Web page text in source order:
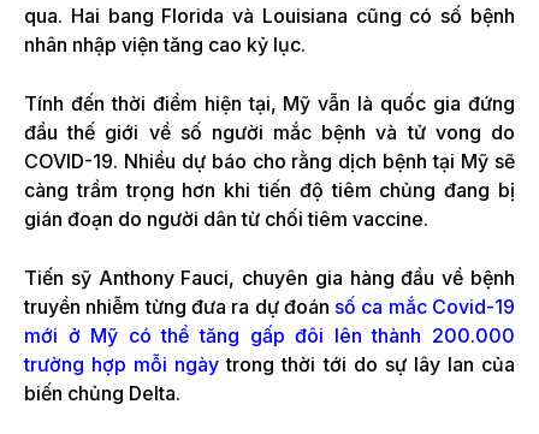
qua. Hai bang Florida và Louisiana cũng có số bệnh
nhân nhập viện tăng cao kỷ lục.
Tính đến thời điểm hiện tại, Mỹ vẫn là quốc gia đứng
đầu thế giới về số người mắc bệnh và tử vong do
COVID-19. Nhiều dự báo cho rằng dịch bệnh tại Mỹ sẽ
càng trầm trọng hơn khi tiến độ tiêm chủng đang bị
gián đoạn do người dân từ chối tiêm vaccine.
Tiến sỹ Anthony Fauci, chuyên gia hàng đầu về bệnh
truyền nhiễm từng đưa ra dự đoán số ca mắc Covid-19
mới ở Mỹ có thể tăng gấp đôi lên thành 200.000
trường hợp mỗi ngày trong thời tới do sự lây lan của
biến chủng Delta.